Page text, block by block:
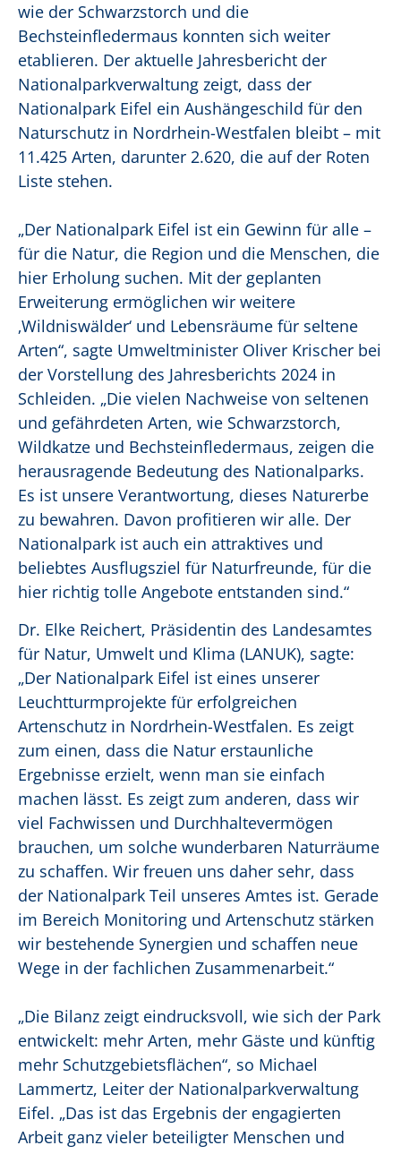
wie der Schwarzstorch und die
Bechsteinfledermaus konnten sich weiter
etablieren. Der aktuelle Jahresbericht der
Nationalparkverwaltung zeigt, dass der
Nationalpark Eifel ein Aushängeschild für den
Naturschutz in Nordrhein-Westfalen bleibt – mit
11.425 Arten, darunter 2.620, die auf der Roten
Liste stehen.
„Der Nationalpark Eifel ist ein Gewinn für alle –
für die Natur, die Region und die Menschen, die
hier Erholung suchen. Mit der geplanten
Erweiterung ermöglichen wir weitere
‚Wildniswälder‘ und Lebensräume für seltene
Arten“, sagte Umweltminister Oliver Krischer bei
der Vorstellung des Jahresberichts 2024 in
Schleiden. „Die vielen Nachweise von seltenen
und gefährdeten Arten, wie Schwarzstorch,
Wildkatze und Bechsteinfledermaus, zeigen die
herausragende Bedeutung des Nationalparks.
Es ist unsere Verantwortung, dieses Naturerbe
zu bewahren. Davon profitieren wir alle. Der
Nationalpark ist auch ein attraktives und
beliebtes Ausflugsziel für Naturfreunde, für die
hier richtig tolle Angebote entstanden sind.“
Dr. Elke Reichert, Präsidentin des Landesamtes
für Natur, Umwelt und Klima (LANUK), sagte:
„Der Nationalpark Eifel ist eines unserer
Leuchtturmprojekte für erfolgreichen
Artenschutz in Nordrhein-Westfalen. Es zeigt
zum einen, dass die Natur erstaunliche
Ergebnisse erzielt, wenn man sie einfach
machen lässt. Es zeigt zum anderen, dass wir
viel Fachwissen und Durchhaltevermögen
brauchen, um solche wunderbaren Naturräume
zu schaffen. Wir freuen uns daher sehr, dass
der Nationalpark Teil unseres Amtes ist. Gerade
im Bereich Monitoring und Artenschutz stärken
wir bestehende Synergien und schaffen neue
Wege in der fachlichen Zusammenarbeit.“
„Die Bilanz zeigt eindrucksvoll, wie sich der Park
entwickelt: mehr Arten, mehr Gäste und künftig
mehr Schutzgebietsflächen“, so Michael
Lammertz, Leiter der Nationalparkverwaltung
Eifel. „Das ist das Ergebnis der engagierten
Arbeit ganz vieler beteiligter Menschen und